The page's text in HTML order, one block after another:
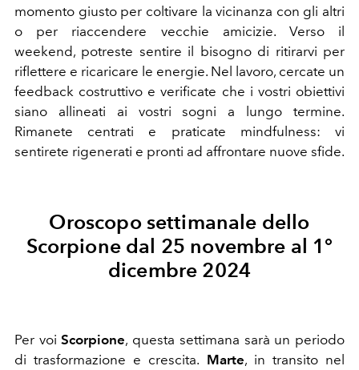
momento giusto per coltivare la vicinanza con gli altri
o per riaccendere vecchie amicizie. Verso il
weekend, potreste sentire il bisogno di ritirarvi per
riflettere e ricaricare le energie. Nel lavoro, cercate un
feedback costruttivo e verificate che i vostri obiettivi
siano allineati ai vostri sogni a lungo termine.
Rimanete centrati e praticate mindfulness: vi
sentirete rigenerati e pronti ad affrontare nuove sfide.
Oroscopo settimanale dello
Scorpione dal 25 novembre al 1°
dicembre 2024
Per voiScorpione, questa settimana sarà un periodo
di trasformazione e crescita. Marte, in transito nel